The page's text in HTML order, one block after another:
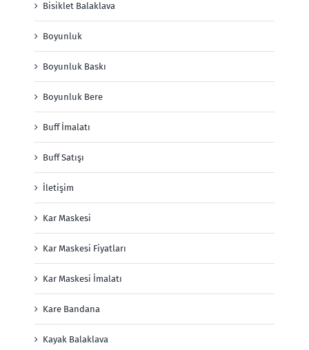
Bisiklet Balaklava
Boyunluk
Boyunluk Baskı
Boyunluk Bere
Buff İmalatı
Buff Satışı
İletişim
Kar Maskesi
Kar Maskesi Fiyatları
Kar Maskesi İmalatı
Kare Bandana
Kayak Balaklava